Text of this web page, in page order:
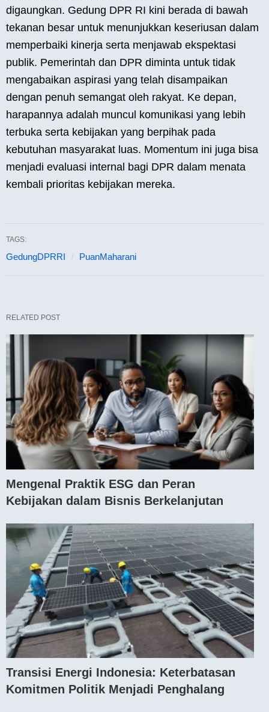
digaungkan. Gedung DPR RI kini berada di bawah
tekanan besar untuk menunjukkan keseriusan dalam
memperbaiki kinerja serta menjawab ekspektasi
publik. Pemerintah dan DPR diminta untuk tidak
mengabaikan aspirasi yang telah disampaikan
dengan penuh semangat oleh rakyat. Ke depan,
harapannya adalah muncul komunikasi yang lebih
terbuka serta kebijakan yang berpihak pada
kebutuhan masyarakat luas. Momentum ini juga bisa
menjadi evaluasi internal bagi DPR dalam menata
kembali prioritas kebijakan mereka.
TAGS:
GedungDPRRI PuanMaharani
RELATED POST
Mengenal Praktik ESG dan Peran
Kebijakan dalam Bisnis Berkelanjutan
Transisi Energi Indonesia: Keterbatasan
Komitmen Politik Menjadi Penghalang